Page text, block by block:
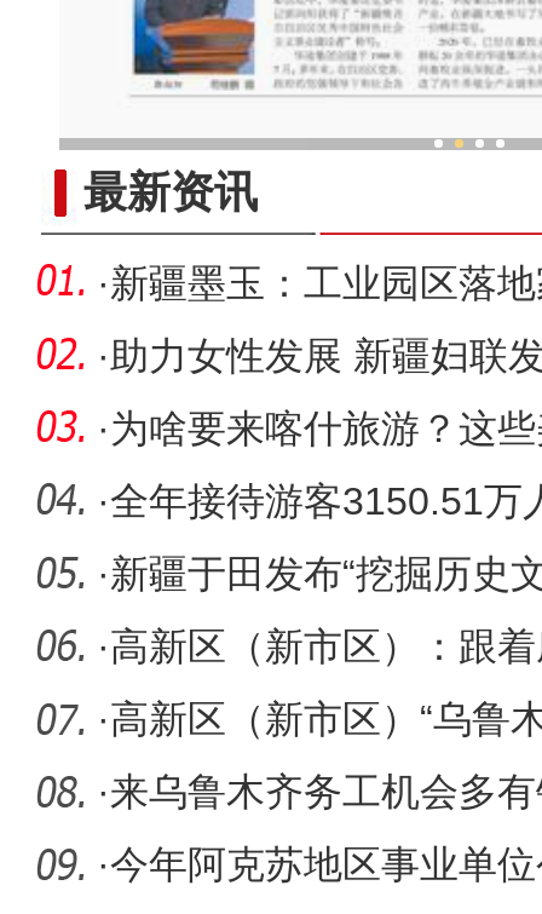
最新资讯
·新疆墨玉：工业园区落
业增收稳
·助力女性发展 新疆妇联
工作
·为啥要来喀什旅游？这
·全年接待游客3150.51万
勒泰文旅市
·新疆于田发布“挖掘历史
境”
·高新区（新市区）：跟
争做新时
·高新区（新市区）“乌鲁
启上
·来乌鲁木齐务工机会多
齐站聆听
·今年阿克苏地区事业单